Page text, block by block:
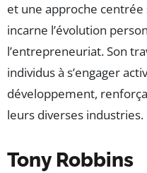
et une approche centrée
incarne l’évolution
l’entrepreneuriat. Son
individus à s’engager
développement,
leurs diverses industries.
Tony Robbins